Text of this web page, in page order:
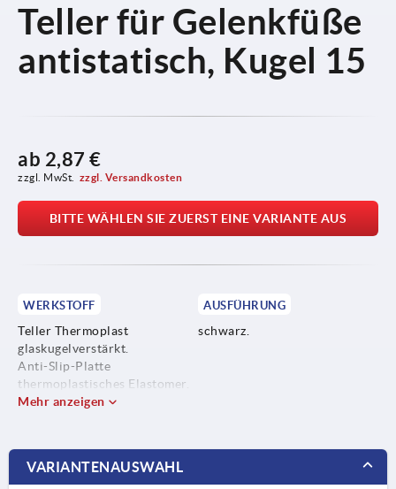
Teller für Gelenkfüße
antistatisch, Kugel 15
ab 2,87 €
zzgl. MwSt. zzgl. Versandkosten
BITTE WÄHLEN SIE ZUERST EINE VARIANTE AUS
WERKSTOFF
Teller Thermoplast
glaskugelverstärkt.
Anti-Slip-Platte
thermoplastisches Elastomer.
AUSFÜHRUNG
schwarz.
Mehr anzeigen
VARIANTENAUSWAHL